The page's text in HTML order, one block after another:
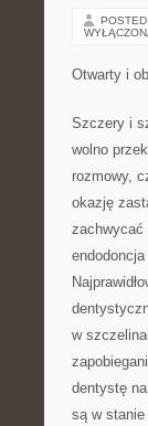
Otwarty i
Szczery i
wolno
rozmowy,
okazję
zachwycać
w
dentystę
są w